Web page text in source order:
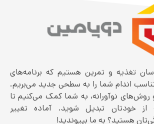
تغذیه و تمرین هستیم که برنامه‌های
اندام شما را به سطحی جدید می‌بریم.
روش‌های نوآورانه، به شما کمک می‌کنیم تا
خودتان تبدیل شوید. آماده تغییر
هستید؟ به ما بپیوندید!